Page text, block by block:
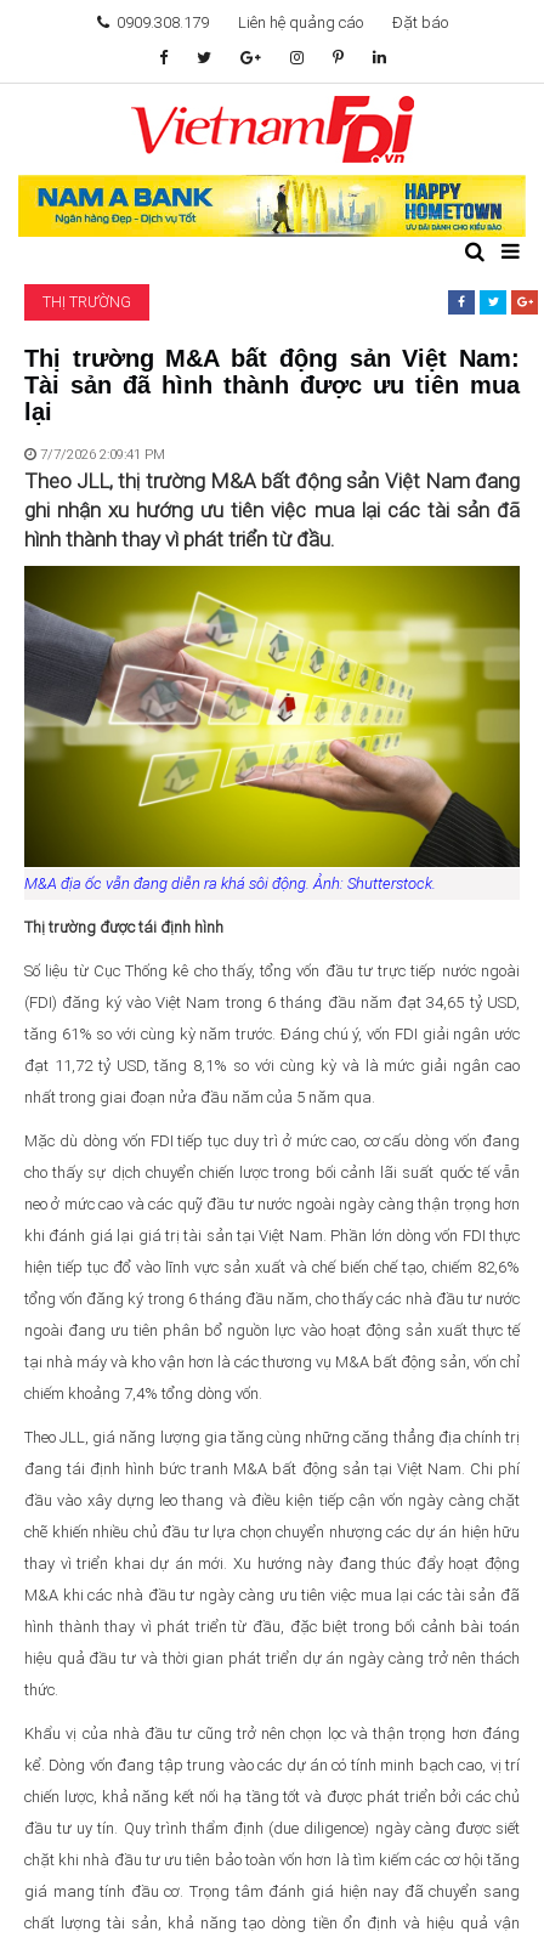
0909.308.179 Liên hệ quảng cáo Đặt báo
TÂM ĐIỂM ĐẦU TƯ
TÀI CHÍNH
KHỞI NGHIỆP
GIẢI TRÍ & CÔNG NGHỆ
THỊ TRƯỜNG
Thị trường M&A bất động sản Việt Nam:
Tài sản đã hình thành được ưu tiên mua
lại
7/7/2026 2:09:41 PM
Theo JLL, thị trường M&A bất động sản Việt Nam đang
ghi nhận xu hướng ưu tiên việc mua lại các tài sản đã
hình thành thay vì phát triển từ đầu.
M&A địa ốc vẫn đang diễn ra khá sôi động. Ảnh: Shutterstock.
Thị trường được tái định hình
Số liệu từ Cục Thống kê cho thấy, tổng vốn đầu tư trực tiếp nước ngoài
(FDI) đăng ký vào Việt Nam trong 6 tháng đầu năm đạt 34,65 tỷ USD,
tăng 61% so với cùng kỳ năm trước. Đáng chú ý, vốn FDI giải ngân ước
đạt 11,72 tỷ USD, tăng 8,1% so với cùng kỳ và là mức giải ngân cao
nhất trong giai đoạn nửa đầu năm của 5 năm qua.
Mặc dù dòng vốn FDI tiếp tục duy trì ở mức cao, cơ cấu dòng vốn đang
cho thấy sự dịch chuyển chiến lược trong bối cảnh lãi suất quốc tế vẫn
neo ở mức cao và các quỹ đầu tư nước ngoài ngày càng thận trọng hơn
khi đánh giá lại giá trị tài sản tại Việt Nam. Phần lớn dòng vốn FDI thực
hiện tiếp tục đổ vào lĩnh vực sản xuất và chế biến chế tạo, chiếm 82,6%
tổng vốn đăng ký trong 6 tháng đầu năm, cho thấy các nhà đầu tư nước
ngoài đang ưu tiên phân bổ nguồn lực vào hoạt động sản xuất thực tế
tại nhà máy và kho vận hơn là các thương vụ M&A bất động sản, vốn chỉ
chiếm khoảng 7,4% tổng dòng vốn.
Theo JLL, giá năng lượng gia tăng cùng những căng thẳng địa chính trị
đang tái định hình bức tranh M&A bất động sản tại Việt Nam. Chi phí
đầu vào xây dựng leo thang và điều kiện tiếp cận vốn ngày càng chặt
chẽ khiến nhiều chủ đầu tư lựa chọn chuyển nhượng các dự án hiện hữu
thay vì triển khai dự án mới. Xu hướng này đang thúc đẩy hoạt động
M&A khi các nhà đầu tư ngày càng ưu tiên việc mua lại các tài sản đã
hình thành thay vì phát triển từ đầu, đặc biệt trong bối cảnh bài toán
hiệu quả đầu tư và thời gian phát triển dự án ngày càng trở nên thách
thức.
Khẩu vị của nhà đầu tư cũng trở nên chọn lọc và thận trọng hơn đáng
kể. Dòng vốn đang tập trung vào các dự án có tính minh bạch cao, vị trí
chiến lược, khả năng kết nối hạ tầng tốt và được phát triển bởi các chủ
đầu tư uy tín. Quy trình thẩm định (due diligence) ngày càng được siết
chặt khi nhà đầu tư ưu tiên bảo toàn vốn hơn là tìm kiếm các cơ hội tăng
giá mang tính đầu cơ. Trọng tâm đánh giá hiện nay đã chuyển sang
chất lượng tài sản, khả năng tạo dòng tiền ổn định và hiệu quả vận